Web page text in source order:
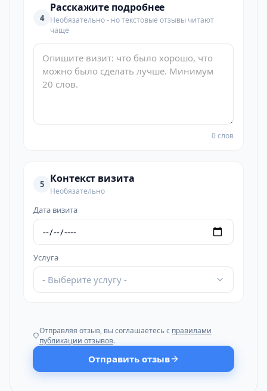
4
Расскажите подробнее
Необязательно - но текстовые отзывы читают
чаще
0 слов
5 Контекст визита
Необязательно
Дата визита
Услуга
- Выберите услугу -
Отправляя отзыв, вы соглашаетесь с правилами
публикации отзывов.
Отправить отзыв